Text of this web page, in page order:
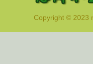
Copyright © 2023